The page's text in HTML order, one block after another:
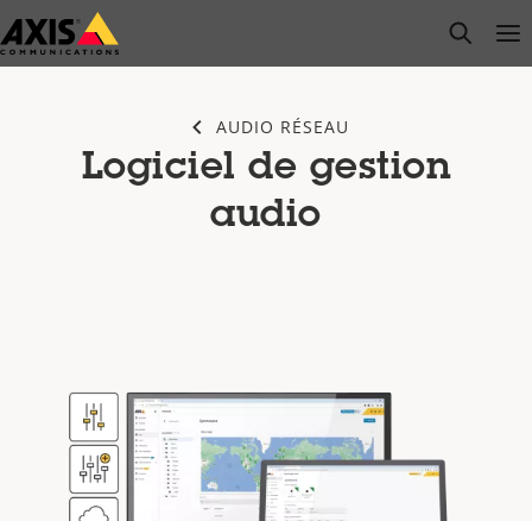
Passer
au
open
AUDIO RÉSEAU
Logiciel de gestion
audio